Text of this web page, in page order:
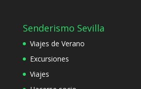
Senderismo Sevilla
Viajes de Verano
Excursiones
Viajes